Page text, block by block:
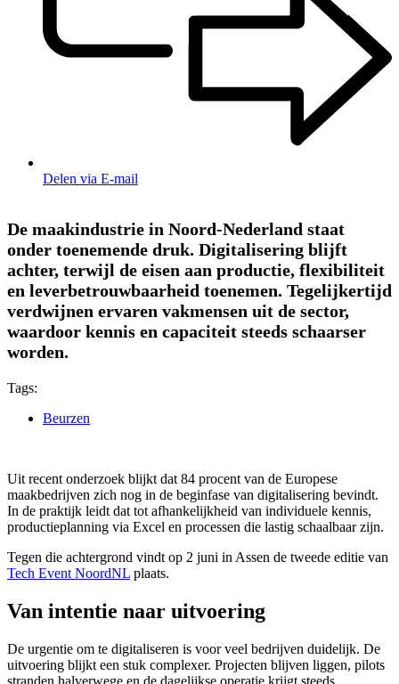
Delen via E-mail
De maakindustrie in Noord-Nederland staat
onder toenemende druk. Digitalisering blijft
achter, terwijl de eisen aan productie, flexibiliteit
en leverbetrouwbaarheid toenemen. Tegelijkertijd
verdwijnen ervaren vakmensen uit de sector,
waardoor kennis en capaciteit steeds schaarser
worden.
Tags:
Beurzen
Uit recent onderzoek blijkt dat 84 procent van de Europese
maakbedrijven zich nog in de beginfase van digitalisering bevindt.
In de praktijk leidt dat tot afhankelijkheid van individuele kennis,
productieplanning via Excel en processen die lastig schaalbaar zijn.
Tegen die achtergrond vindt op 2 juni in Assen de tweede editie van
Tech Event NoordNL plaats.
Van intentie naar uitvoering
De urgentie om te digitaliseren is voor veel bedrijven duidelijk. De
uitvoering blijkt een stuk complexer. Projecten blijven liggen, pilots
stranden halverwege en de dagelijkse operatie krijgt steeds